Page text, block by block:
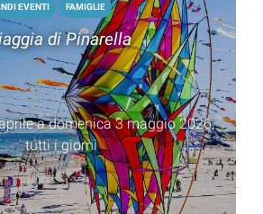
EVENTI FAMIGLIE
di Pinarella
a domenica 3 maggio 2026,
tutti i giorni